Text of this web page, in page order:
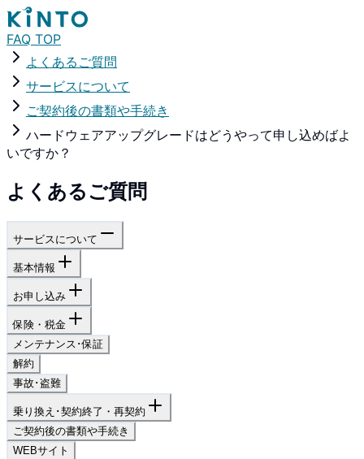
FAQ TOP
よくあるご質問
サービスについて
ご契約後の書類や手続き
ハードウェアアップグレードはどうやって申し込めばよ
いですか？
よくあるご質問
サービスについて
基本情報
お申し込み
保険・税金
メンテナンス･保証
解約
事故･盗難
乗り換え･契約終了・再契約
ご契約後の書類や手続き
WEBサイト